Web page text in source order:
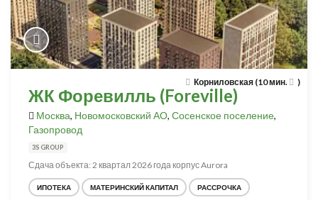
Корниловская (10 мин. )
ЖК Форевилль (Foreville)
Москва, Новомосковский АО, Сосенское поселение,
Газопровод
3S GROUP
Сдача объекта: 2 квартал 2026 года корпус Aurora
ИПОТЕКА МАТЕРИНСКИЙ КАПИТАЛ РАССРОЧКА